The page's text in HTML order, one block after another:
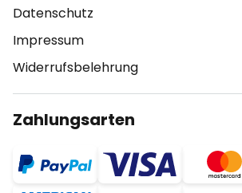
Datenschutz
Impressum
Widerrufsbelehrung
Zahlungsarten